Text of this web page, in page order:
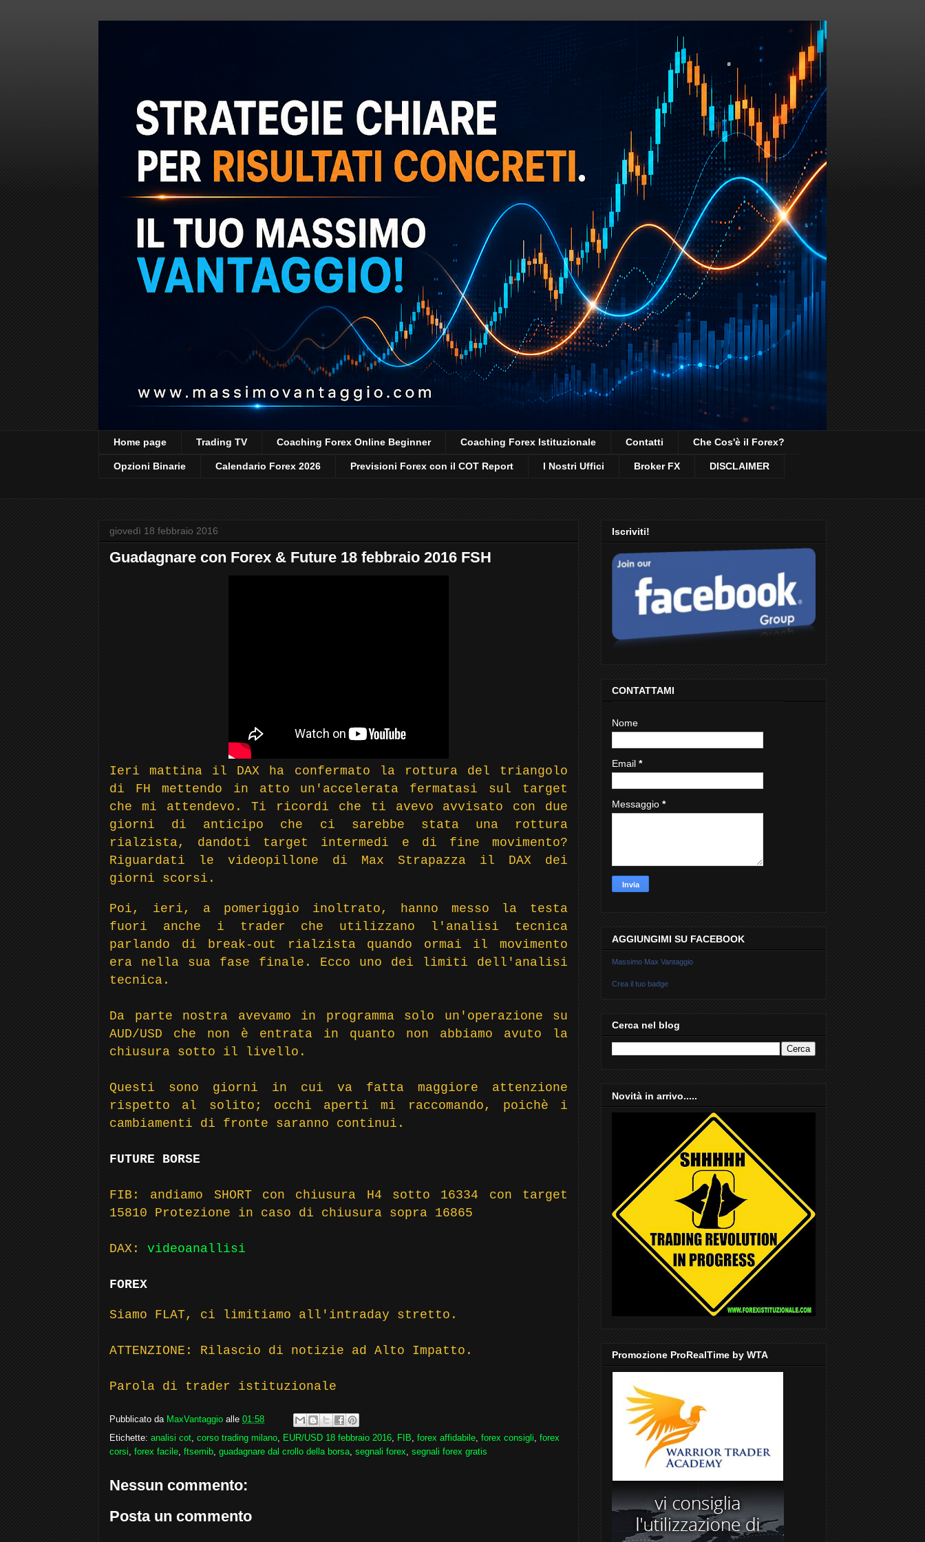
Home page Trading TV Coaching Forex Online Beginner Coaching Forex Istituzionale Contatti Che Cos'è il Forex?
Opzioni Binarie Calendario Forex 2026 Previsioni Forex con il COT Report I Nostri Uffici Broker FX DISCLAIMER
giovedì 18 febbraio 2016
Guadagnare con Forex & Future 18 febbraio 2016 FSH
Ieri mattina il DAX ha confermato la rottura del triangolo
di FH mettendo in atto un'accelerata fermatasi sul target
che mi attendevo. Ti ricordi che ti avevo avvisato con due
giorni di anticipo che ci sarebbe stata una rottura
rialzista, dandoti target intermedi e di fine movimento?
Riguardati le videopillone di Max Strapazza il DAX dei
giorni scorsi.
Poi, ieri, a pomeriggio inoltrato, hanno messo la testa
fuori anche i trader che utilizzano l'analisi tecnica
parlando di break-out rialzista quando ormai il movimento
era nella sua fase finale. Ecco uno dei limiti dell'analisi
tecnica.
Da parte nostra avevamo in programma solo un'operazione su
AUD/USD che non è entrata in quanto non abbiamo avuto la
chiusura sotto il livello.
Questi sono giorni in cui va fatta maggiore attenzione
rispetto al solito; occhi aperti mi raccomando, poichè i
cambiamenti di fronte saranno continui.
FUTURE BORSE
FIB: andiamo SHORT con chiusura H4 sotto 16334 con target
15810 Protezione in caso di chiusura sopra 16865
DAX: videoanallisi
FOREX
Siamo FLAT, ci limitiamo all'intraday stretto.
ATTENZIONE: Rilascio di notizie ad Alto Impatto.
Parola di trader istituzionale
Pubblicato da MaxVantaggio alle 01:58
Etichette: analisi cot corso trading milano EUR/USD 18 febbraio 2016 FIB forex affidabile forex consigli forex
corsi forex facile ftsemib guadagnare dal crollo della borsa segnali forex segnali forex gratis
Nessun commento:
Posta un commento
Iscriviti!
CONTATTAMI
Nome
Email *
Messaggio *
AGGIUNGIMI SU FACEBOOK
Massimo Max Vantaggio
Crea il tuo badge
Cerca nel blog
Novità in arrivo.....
Promozione ProRealTime by WTA